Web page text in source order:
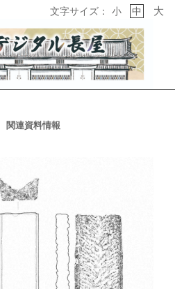
文字サイズ： 小 中 大
関連資料情報